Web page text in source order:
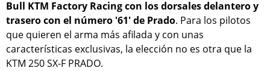
Bull KTM Factory Racing con los dorsales delantero y
trasero con el número '61' de Prado. Para los pilotos
que quieren el arma más afilada y con unas
características exclusivas, la elección no es otra que la
KTM 250 SX-F PRADO.